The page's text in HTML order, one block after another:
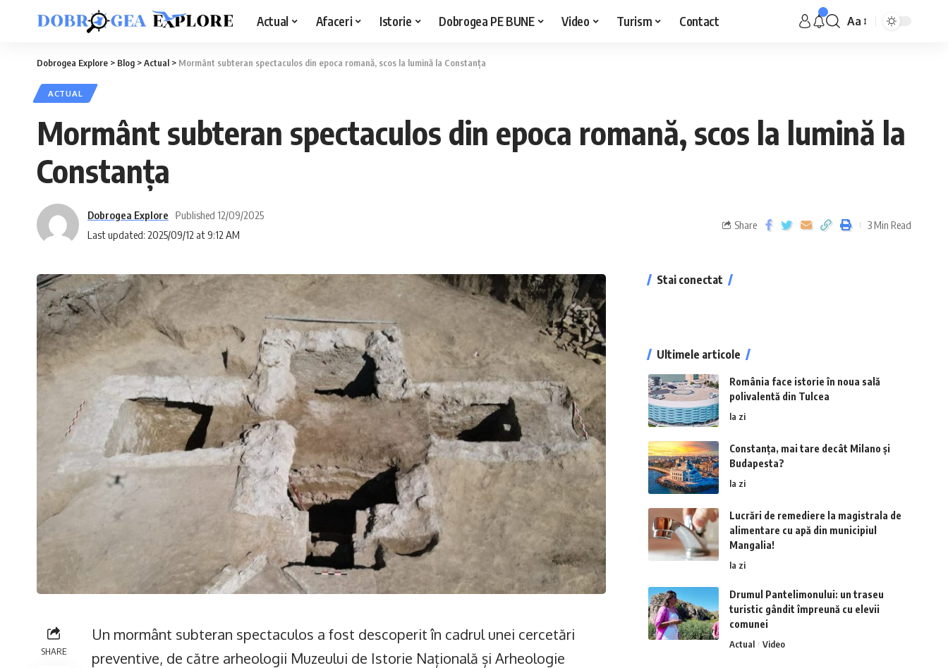
Actual Afaceri Istorie Dobrogea PE BUNE Video Turism Contact Aa
Dobrogea Explore > Blog >Actual > Mormânt subteran spectaculos din epoca romană, scos la lumină la Constanța
ACTUAL
Mormânt subteran spectaculos din epoca romană, scos la lumină la
Constanța
Last updated: 2025/09/12 at 9:12 AM
Dobrogea Explore Published 12/09/2025
Share 3 Min Read
SHARE
Un mormânt subteran spectaculos a fost descoperit în cadrul unei cercetări
preventive, de către arheologii Muzeului de Istorie Națională și Arheologie
Stai conectat
Ultimele articole
România face istorie în noua sală
polivalentă din Tulcea
la zi
Constanța, mai tare decât Milano și
Budapesta?
la zi
Lucrări de remediere la magistrala de
alimentare cu apă din municipiul
Mangalia!
la zi
Drumul Pantelimonului: un traseu
turistic gândit împreună cu elevii
comunei
Actual Video